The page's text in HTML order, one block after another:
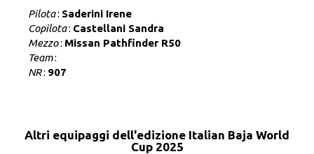
Pilota: Saderini Irene
Copilota: Castellani Sandra
Mezzo: Missan Pathfinder R50
Team:
NR: 907
Altri equipaggi dell'edizione Italian Baja World
Cup 2025